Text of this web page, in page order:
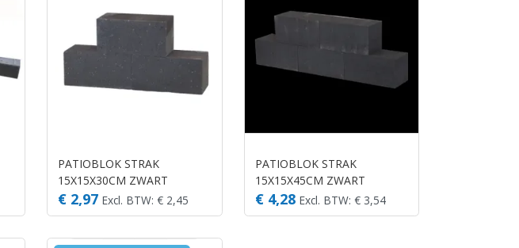
PATIOBLOK STRAK
15X15X30CM ZWART
(STAPELBLOKKEN)
€ 2,97 Excl. BTW: € 2,45
PATIOBLOK STRAK
15X15X45CM ZWART
(STAPELBLOKKEN)
€ 4,28 Excl. BTW: € 3,54